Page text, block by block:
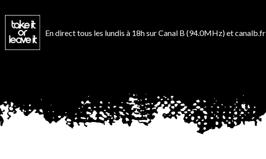
au
contenu
En direct tous les lundis à 18h sur Canal B (94.0MHz) et canalb.fr